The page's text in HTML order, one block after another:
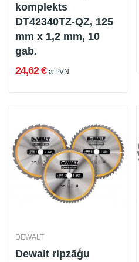
komplekts
DT42340TZ-QZ, 125
mm x 1,2 mm, 10
gab.
24,62 € ar PVN
DEWALT
Dewalt ripzāģu